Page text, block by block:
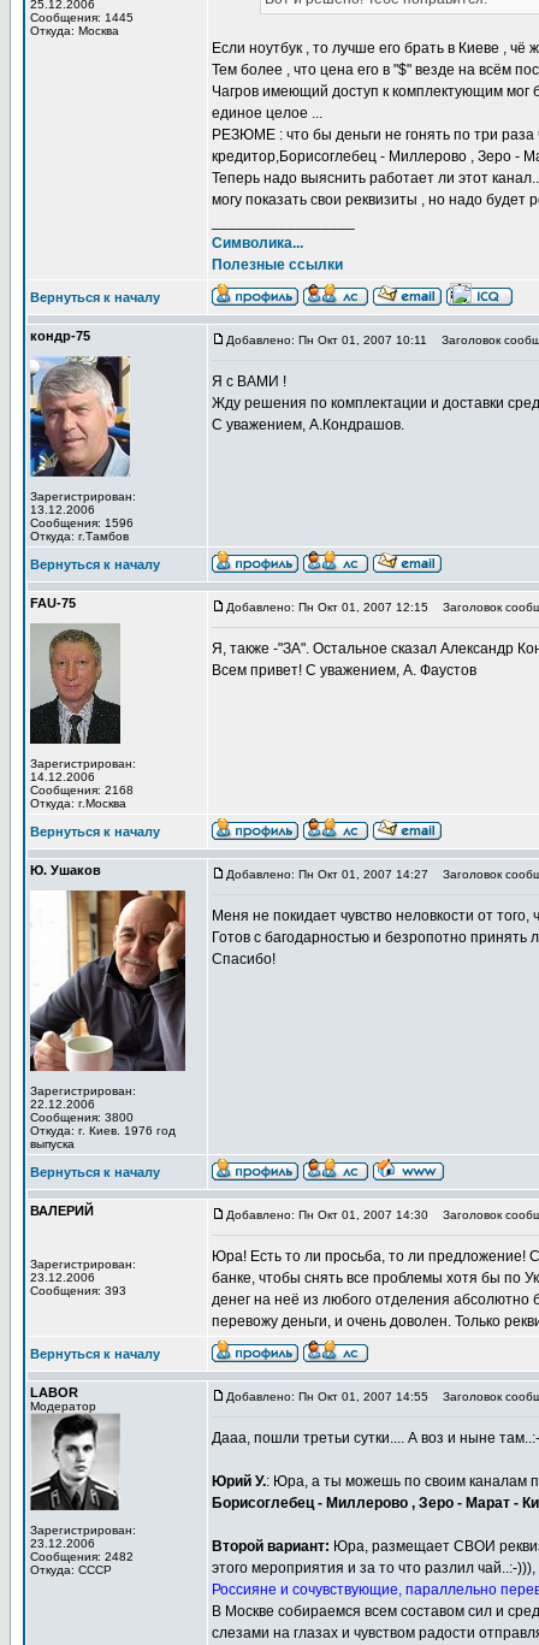
25.12.2006
Сообщения: 1445
Откуда: Москва
Если ноутбук , то лучше его брать в Киеве , чё
Тем более , что цена его в "$" везде на всём
Чагров имеющий доступ к комплектующим мог
единое целое ...
РЕЗЮМЕ : что бы деньги не гонять по три
кредитор,Борисоглебец - Миллерово , Зеро -
Теперь надо выяснить работает ли этот
могу показать свои реквизиты , но надо будет
Символика...
Полезные ссылки
Вернуться к началу
кондр-75
Зарегистрирован:
13.12.2006
Сообщения: 1596
Откуда: г.Тамбов
Добавлено: Пн Окт 01, 2007 10:11 Заголовок
Я с ВАМИ !
Жду решения по комплектации и доставки
С уважением, А.Кондрашов.
Вернуться к началу
FAU-75
Зарегистрирован:
14.12.2006
Сообщения: 2168
Откуда: г.Москва
Добавлено: Пн Окт 01, 2007 12:15 Заголовок
Я, также -"ЗА". Остальное сказал Александр
Всем привет! С уважением, А. Фаустов
Вернуться к началу
Ю. Ушаков
Зарегистрирован:
22.12.2006
Сообщения: 3800
Откуда: г. Киев. 1976 год
выпуска
Добавлено: Пн Окт 01, 2007 14:27 Заголовок
Меня не покидает чувство неловкости от
Готов с багодарностью и безропотно
Спасибо!
Вернуться к началу
ВАЛЕРИЙ
Зарегистрирован:
23.12.2006
Сообщения: 393
Добавлено: Пн Окт 01, 2007 14:30 Заголовок
Юра! Есть то ли просьба, то ли предложение!
банке, чтобы снять все проблемы хотя бы по
денег на неё из любого отделения абсолютно
перевожу деньги, и очень доволен. Только
Вернуться к началу
LABOR
Модератор
Зарегистрирован:
23.12.2006
Сообщения: 2482
Откуда: СССР
Добавлено: Пн Окт 01, 2007 14:55 Заголовок
Дааа, пошли третьи сутки.... А воз и ныне
Юрий У.: Юра, а ты можешь по своим каналам
Борисоглебец - Миллерово , Зеро - Марат -
Второй вариант: Юра, размещает СВОИ
этого мероприятия и за то что разлил чай..:-
Россияне и сочувствующие, параллельно
В Москве собираемся всем составом сил и
слезами на глазах и чувством радости